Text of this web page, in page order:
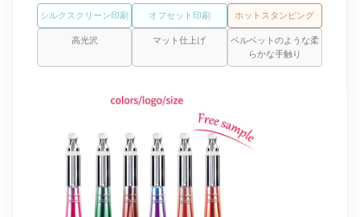
シルクスクリーン印刷 オフセット印刷
ホットスタンピング
高光沢
マット仕上げ
ベルベットのような柔
らかな手触り